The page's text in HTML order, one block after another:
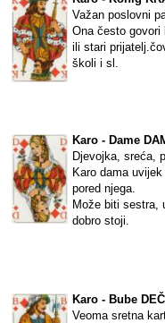
Važan poslovni
Ona često govori
ili stari
školi i sl.
Karo - Dame
Djevojka, sreća,
Karo dama
pored njega.
Može biti sestra,
dobro stoji.
Karo - Bube
Veoma sretna